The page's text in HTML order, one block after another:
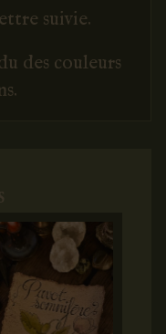
suivie.
des couleurs